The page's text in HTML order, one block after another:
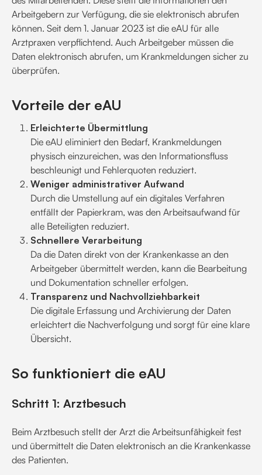
Arbeitgebern zur Verfügung, die sie elektronisch abrufen
können. Seit dem 1. Januar 2023 ist die eAU für alle
Arztpraxen verpflichtend. Auch Arbeitgeber müssen die
Daten elektronisch abrufen, um Krankmeldungen sicher zu
überprüfen.
Vorteile der eAU
Erleichterte Übermittlung
Die eAU eliminiert den Bedarf, Krankmeldungen
physisch einzureichen, was den Informationsfluss
beschleunigt und Fehlerquoten reduziert.
Weniger administrativer Aufwand
Durch die Umstellung auf ein digitales Verfahren
entfällt der Papierkram, was den Arbeitsaufwand für
alle Beteiligten reduziert.
Schnellere Verarbeitung
Da die Daten direkt von der Krankenkasse an den
Arbeitgeber übermittelt werden, kann die Bearbeitung
und Dokumentation schneller erfolgen.
Transparenz und Nachvollziehbarkeit
Die digitale Erfassung und Archivierung der Daten
erleichtert die Nachverfolgung und sorgt für eine klare
Übersicht.
So funktioniert die eAU
Schritt 1: Arztbesuch
Beim Arztbesuch stellt der Arzt die Arbeitsunfähigkeit fest
und übermittelt die Daten elektronisch an die Krankenkasse
des Patienten.